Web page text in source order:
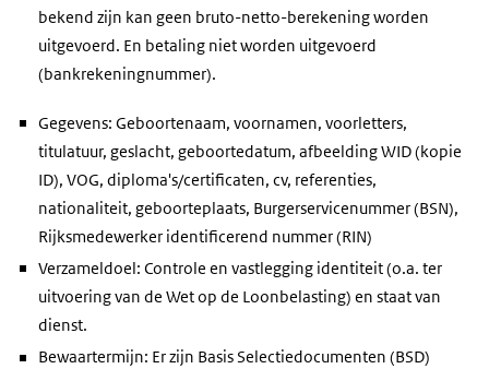
bekend zijn kan geen bruto-netto-berekening worden
uitgevoerd. En betaling niet worden uitgevoerd
(bankrekeningnummer).
Gegevens: Geboortenaam, voornamen, voorletters,
titulatuur, geslacht, geboortedatum, afbeelding WID (kopie
ID), VOG, diploma's/certificaten, cv, referenties,
nationaliteit, geboorteplaats, Burgerservicenummer (BSN),
Rijksmedewerker identificerend nummer (RIN)
Verzameldoel: Controle en vastlegging identiteit (o.a. ter
uitvoering van de Wet op de Loonbelasting) en staat van
dienst.
Bewaartermijn: Er zijn Basis Selectiedocumenten (BSD)